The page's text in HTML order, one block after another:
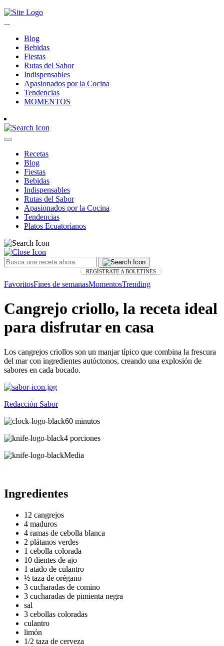
Blog
Bebidas
Fiestas
Rutas del Sabor
Indispensables
Apasionados por la Cocina
Tendencias
MOMENTOS
Recetas
Blog
Fiestas
Bebidas
Indispensables
Rutas del Sabor
Apasionados por la Cocina
Tendencias
Platos Ecuatorianos
REGÍSTRATE A BOLETINES
FavoritosFines de semanasMomentosTrending
Cangrejo criollo, la receta ideal
para disfrutar en casa
Los cangrejos criollos son un manjar típico que combina la frescura
del mar con ingredientes autóctonos, creando una explosión de
sabores en cada bocado.
Redacción Sabor
60 minutos
4 porciones
Media
Ingredientes
12 cangrejos
4 maduros
4 ramas de cebolla blanca
2 plátanos verdes
1 cebolla colorada
10 dientes de ajo
1 atado de culantro
½ taza de orégano
3 cucharadas de comino
3 cucharadas de pimienta negra
sal
3 cebollas coloradas
culantro
limón
1/2 taza de cerveza